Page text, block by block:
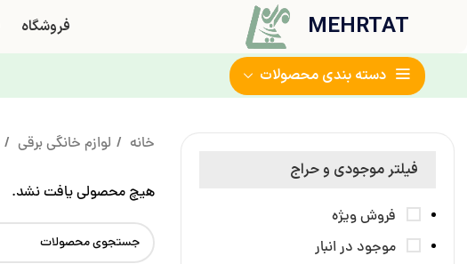
MEHRTAT فروشگاه
دسته بندی محصولات
فیلتر موجودی و حراج
فروش ویژه
موجود در انبار
خانه لوازم خانگی برقی
هیچ محصولی یافت نشد.